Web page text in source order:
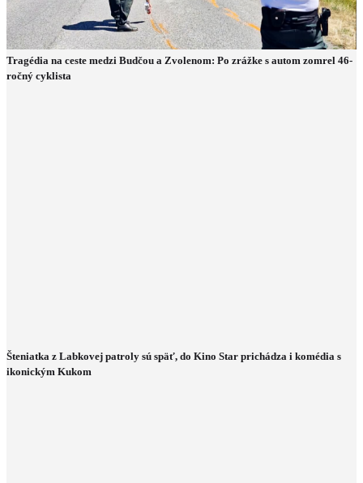
Tragédia na ceste medzi Budčou a Zvolenom: Po zrážke s autom zomrel 46-
ročný cyklista
Šteniatka z Labkovej patroly sú späť, do Kino Star prichádza i komédia s
ikonickým Kukom